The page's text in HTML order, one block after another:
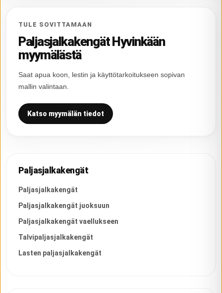
TULE SOVITTAMAAN
Paljasjalkakengät Hyvinkään
myymälästä
Saat apua koon, lestin ja käyttötarkoitukseen sopivan
mallin valintaan.
Katso myymälän tiedot
Paljasjalkakengät
Paljasjalkakengät
Paljasjalkakengät juoksuun
Paljasjalkakengät vaellukseen
Talvipaljasjalkakengät
Lasten paljasjalkakengät